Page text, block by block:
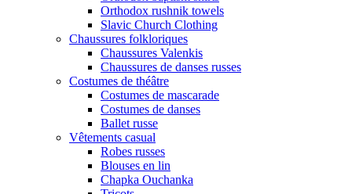
Orthodox rushnik towels
Slavic Church Clothing
Chaussures folkloriques
Chaussures Valenkis
Chaussures de danses russes
Costumes de théâtre
Costumes de mascarade
Costumes de danses
Ballet russe
Vêtements casual
Robes russes
Blouses en lin
Chapka Ouchanka